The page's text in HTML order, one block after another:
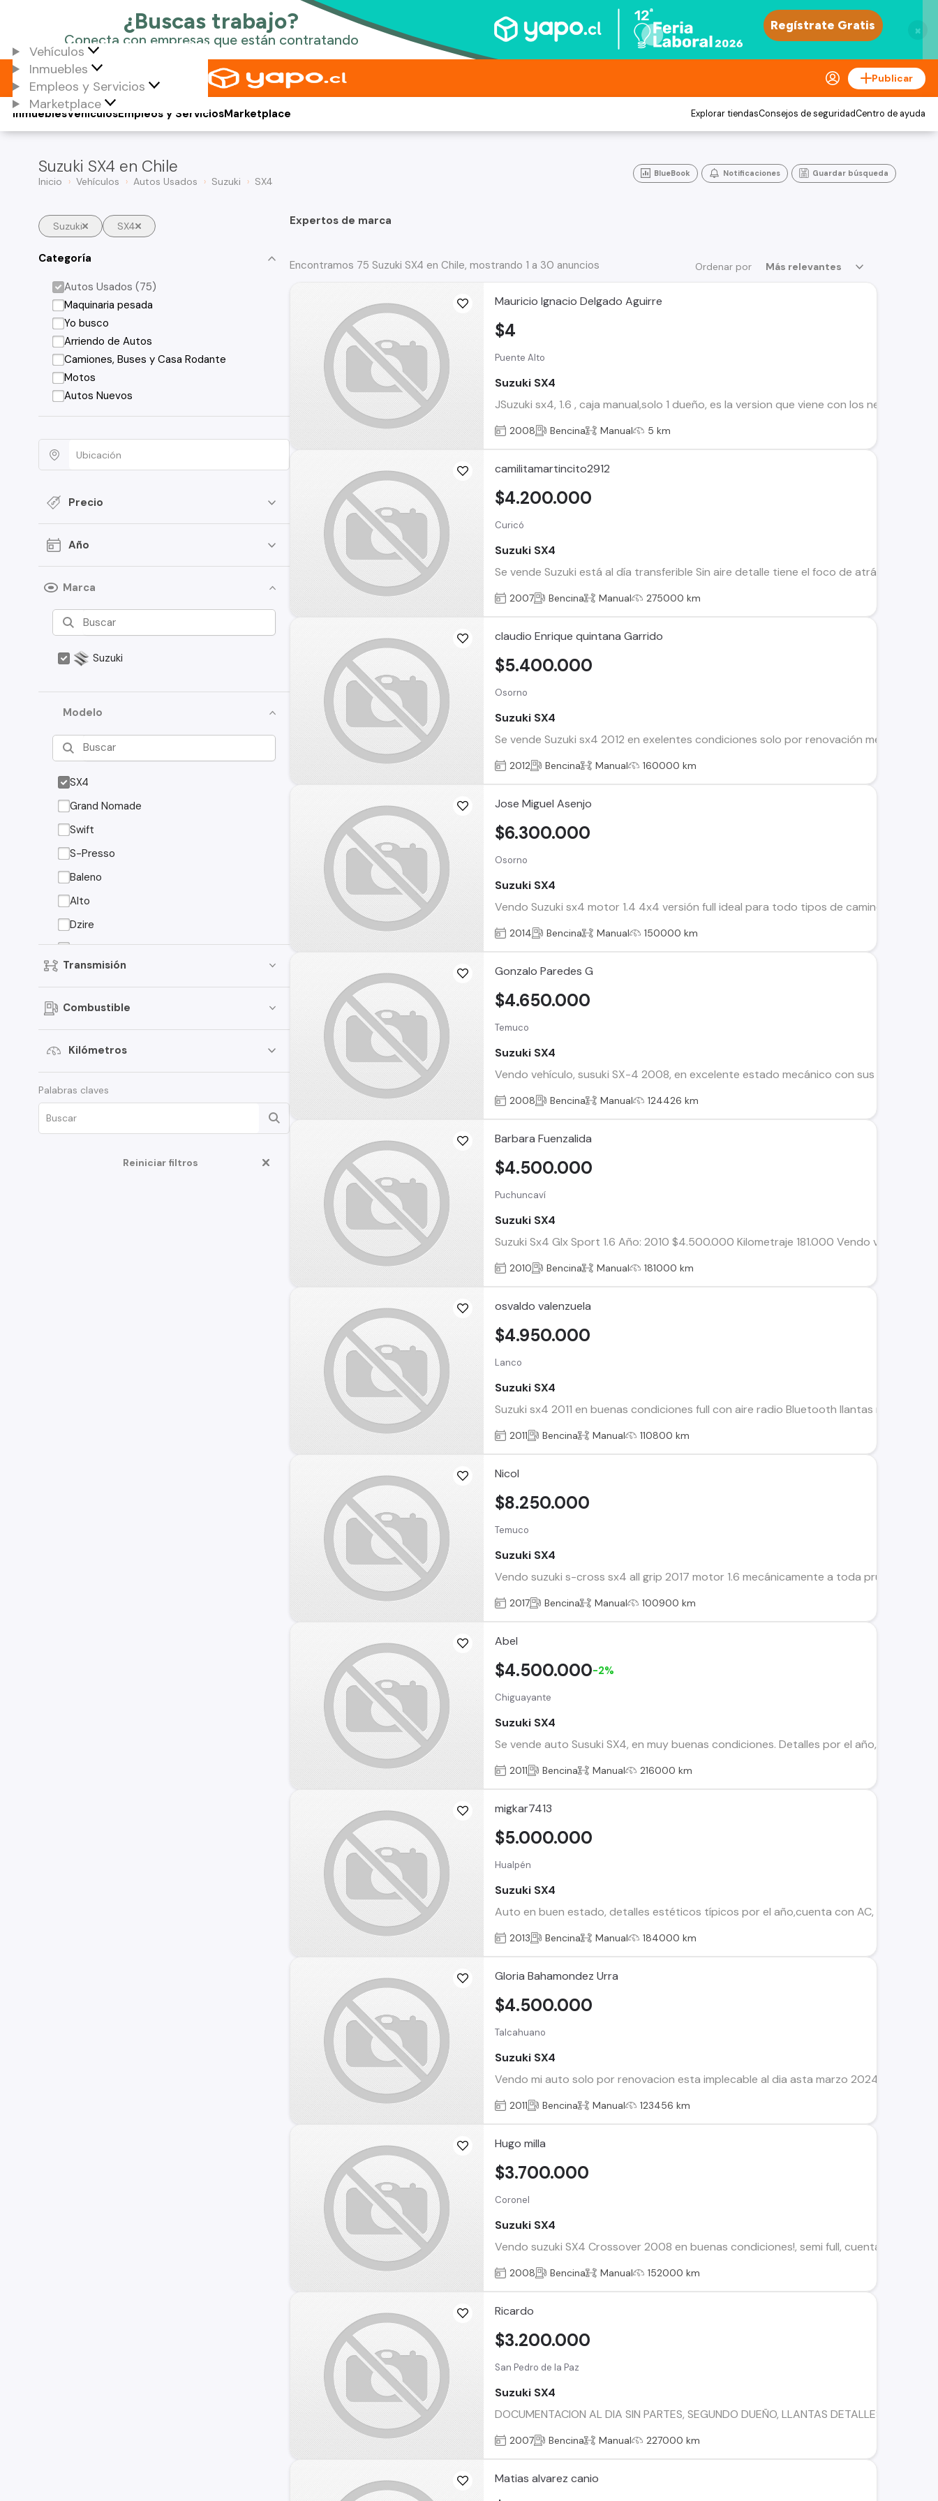
×
Vehículos
Inmuebles
Empleos y Servicios
Marketplace
Publicar
Vehículos
Inmuebles Empleos y ServiciosMarketplace Explorar tiendasConsejos de seguridadCentro de ayuda
Suzuki SX4 en Chile
Inicio Vehículos Autos Usados Suzuki SX4
BlueBook Notificaciones Guardar búsqueda
Suzuki SX4
Categoría
Autos Usados (75)
Maquinaria pesada
Yo busco
Arriendo de Autos
Camiones, Buses y Casa Rodante
Motos
Autos Nuevos
Precio
Año
Marca
Suzuki
Modelo
SX4
Grand Nomade
Swift
S-Presso
Baleno
Alto
Dzire
Jimny
Celerio
APV
Aerio
Ciaz
Ertiga
Transmisión
Combustible
Kilómetros
Palabras claves
Reiniciar filtros
Expertos de marca
Ordenar por Más relevantes
Encontramos 75 Suzuki SX4 en Chile, mostrando 1 a 30 anuncios
Mauricio Ignacio Delgado Aguirre
Puente Alto
Suzuki SX4
JSuzuki sx4, 1.6 , caja manual,solo 1 dueño, es la version que viene con los
$4
2008 Bencina Manual 5 km
camilitamartincito2912
Curicó
Suzuki SX4
Se vende Suzuki está al día transferible Sin aire detalle tiene el foco de atrás
$4.200.000
2007 Bencina Manual 275000 km
claudio Enrique quintana Garrido
Osorno
Suzuki SX4
Se vende Suzuki sx4 2012 en exelentes condiciones solo por renovación
$5.400.000
2012 Bencina Manual 160000 km
Jose Miguel Asenjo
Osorno
Suzuki SX4
Vendo Suzuki sx4 motor 1.4 4x4 versión full ideal para todo tipos de caminos ,auto
$6.300.000
2014 Bencina Manual 150000 km
Gonzalo Paredes G
Temuco
Suzuki SX4
Vendo vehículo, susuki SX-4 2008, en excelente estado mecánico con sus
$4.650.000
2008 Bencina Manual 124426 km
Barbara Fuenzalida
Puchuncaví
Suzuki SX4
Suzuki Sx4 Glx Sport 1.6 Año: 2010 $4.500.000 Kilometraje 181.000 Vendo vehiculo
$4.500.000
2010 Bencina Manual 181000 km
osvaldo valenzuela
Lanco
Suzuki SX4
Suzuki sx4 2011 en buenas condiciones full con aire radio Bluetooth llantas
$4.950.000
2011 Bencina Manual 110800 km
Nicol
Temuco
Suzuki SX4
Vendo suzuki s-cross sx4 all grip 2017 motor 1.6 mecánicamente a toda prueba,
$8.250.000
2017 Bencina Manual 100900 km
Abel
Chiguayante
Suzuki SX4
Se vende auto Susuki SX4, en muy buenas condiciones. Detalles por el año, como
$4.500.000-2%
2011 Bencina Manual 216000 km
migkar7413
Hualpén
Suzuki SX4
Auto en buen estado, detalles estéticos típicos por el año,cuenta con AC, llantas de
$5.000.000
2013 Bencina Manual 184000 km
Gloria Bahamondez Urra
Talcahuano
Suzuki SX4
Vendo mi auto solo por renovacion esta implecable al dia asta marzo 2024 y
$4.500.000
2011 Bencina Manual 123456 km
Hugo milla
Coronel
Suzuki SX4
Vendo suzuki SX4 Crossover 2008 en buenas condiciones!, semi full, cuenta con
$3.700.000
2008 Bencina Manual 152000 km
Ricardo
San Pedro de la Paz
Suzuki SX4
DOCUMENTACION AL DIA SIN PARTES, SEGUNDO DUEÑO, LLANTAS DETALLES DE
$3.200.000
2007 Bencina Manual 227000 km
Matias alvarez canio